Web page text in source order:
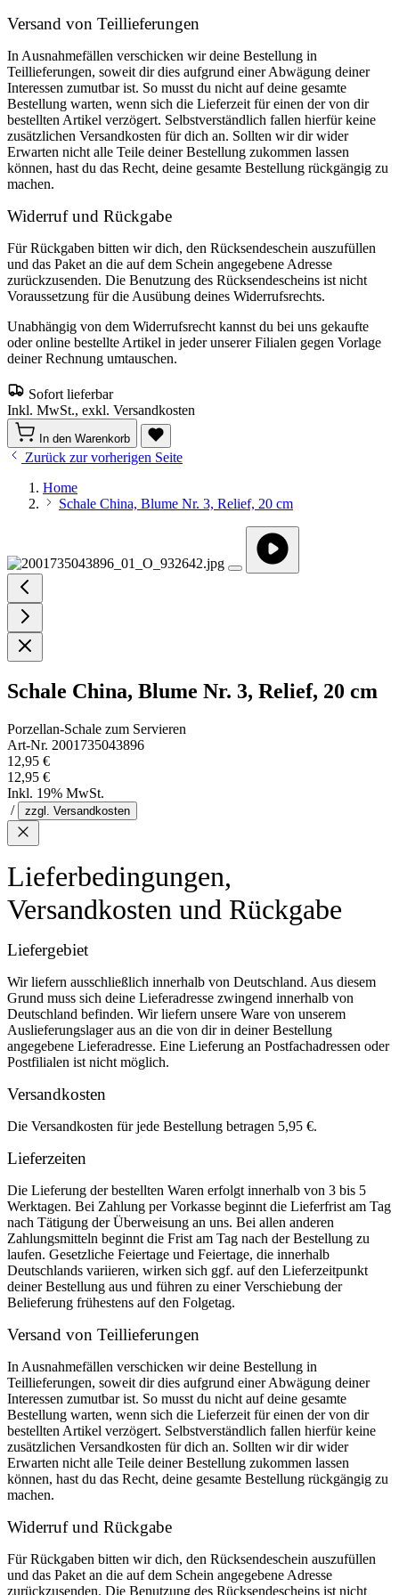
Versand von Teillieferungen
In Ausnahmefällen verschicken wir deine Bestellung in
Teillieferungen, soweit dir dies aufgrund einer Abwägung deiner
Interessen zumutbar ist. So musst du nicht auf deine gesamte
Bestellung warten, wenn sich die Lieferzeit für einen der von dir
bestellten Artikel verzögert. Selbstverständlich fallen hierfür keine
zusätzlichen Versandkosten für dich an. Sollten wir dir wider
Erwarten nicht alle Teile deiner Bestellung zukommen lassen
können, hast du das Recht, deine gesamte Bestellung rückgängig zu
machen.
Widerruf und Rückgabe
Für Rückgaben bitten wir dich, den Rücksendeschein auszufüllen
und das Paket an die auf dem Schein angegebene Adresse
zurückzusenden. Die Benutzung des Rücksendescheins ist nicht
Voraussetzung für die Ausübung deines Widerrufsrechts.
Unabhängig von dem Widerrufsrecht kannst du bei uns gekaufte
oder online bestellte Artikel in jeder unserer Filialen gegen Vorlage
deiner Rechnung umtauschen.
Sofort lieferbar
Inkl. MwSt., exkl. Versandkosten
In den Warenkorb
Zurück zur vorherigen Seite
Home
Schale China, Blume Nr. 3, Relief, 20 cm
Schale China, Blume Nr. 3, Relief, 20 cm
Porzellan-Schale zum Servieren
Art-Nr. 2001735043896
12,95 €
12,95 €
Inkl. 19% MwSt.
/
zzgl. Versandkosten
Lieferbedingungen,
Versandkosten und Rückgabe
Liefergebiet
Wir liefern ausschließlich innerhalb von Deutschland. Aus diesem
Grund muss sich deine Lieferadresse zwingend innerhalb von
Deutschland befinden. Wir liefern unsere Ware von unserem
Auslieferungslager aus an die von dir in deiner Bestellung
angegebene Lieferadresse. Eine Lieferung an Postfachadressen oder
Postfilialen ist nicht möglich.
Versandkosten
Die Versandkosten für jede Bestellung betragen 5,95 €.
Lieferzeiten
Die Lieferung der bestellten Waren erfolgt innerhalb von 3 bis 5
Werktagen. Bei Zahlung per Vorkasse beginnt die Lieferfrist am Tag
nach Tätigung der Überweisung an uns. Bei allen anderen
Zahlungsmitteln beginnt die Frist am Tag nach der Bestellung zu
laufen. Gesetzliche Feiertage und Feiertage, die innerhalb
Deutschlands variieren, wirken sich ggf. auf den Lieferzeitpunkt
deiner Bestellung aus und führen zu einer Verschiebung der
Belieferung frühestens auf den Folgetag.
Versand von Teillieferungen
In Ausnahmefällen verschicken wir deine Bestellung in
Teillieferungen, soweit dir dies aufgrund einer Abwägung deiner
Interessen zumutbar ist. So musst du nicht auf deine gesamte
Bestellung warten, wenn sich die Lieferzeit für einen der von dir
bestellten Artikel verzögert. Selbstverständlich fallen hierfür keine
zusätzlichen Versandkosten für dich an. Sollten wir dir wider
Erwarten nicht alle Teile deiner Bestellung zukommen lassen
können, hast du das Recht, deine gesamte Bestellung rückgängig zu
machen.
Widerruf und Rückgabe
Für Rückgaben bitten wir dich, den Rücksendeschein auszufüllen
und das Paket an die auf dem Schein angegebene Adresse
zurückzusenden. Die Benutzung des Rücksendescheins ist nicht